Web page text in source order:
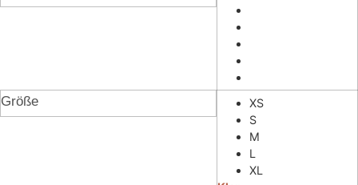
Größe
XS
S
M
L
XL